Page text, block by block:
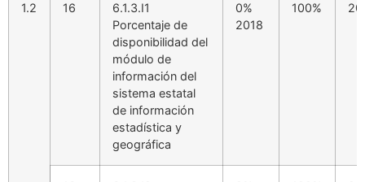
1.2 16
6.1.3.I1
Porcentaje de
disponibilidad del
módulo de
información del
sistema estatal
de información
estadística y
geográfica
0%
2018
100%